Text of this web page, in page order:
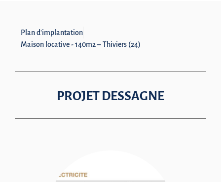
Plan d'implantation
Maison locative - 140m2 – Thiviers (24)
PROJET DESSAGNE